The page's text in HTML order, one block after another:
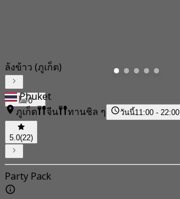
0
ล้งข้าว (ภูเก็ต)
Phuket
ภูเก็ต
จีน ทานชิล ๆ วันนี้11:00 - 22:00
5.0(22)
Party Pack